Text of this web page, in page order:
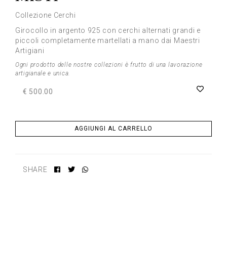
Collezione Cerchi
Girocollo in argento 925 con cerchi alternati grandi e
piccoli completamente martellati a mano dai Maestri
Artigiani
Ogni prodotto delle nostre collezioni è frutto di una lavorazione
artigianale e unica.
€ 500.00
AGGIUNGI AL CARRELLO
SHARE